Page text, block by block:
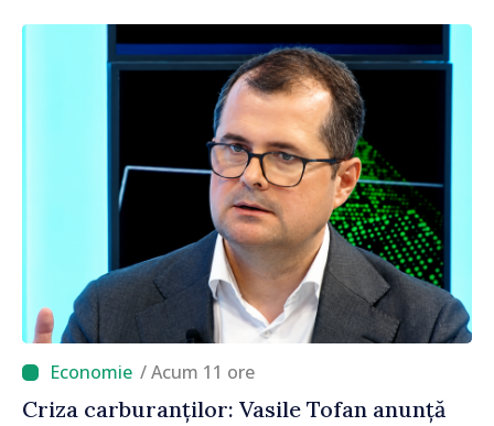
/ Acum 11 ore
Criza carburanților: Vasile Tofan anunță